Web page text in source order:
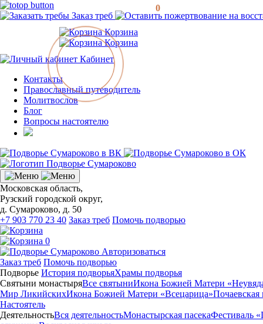
Заказ треб
Корзина
Корзина
0
Кабинет
Контакты
Православный путеводитель
Молитвослов
Блог
Вопросы настоятелю
Московская область,
Рузский городской округ,
д. Сумароково, д. 50
+7 903 770 23 40 Заказ треб Помочь подворью
0
Авторизоваться
Заказ треб Помочь подворью
Подворье История подворьяХрамы подворья
Святыни монастыряВсе святыниИкона Божией Матери
Мир ЛикийскихИкона Божией Матери «Всецарица»
Настоятель
ДеятельностьВся деятельностьМонастырская пасекаФестиваль